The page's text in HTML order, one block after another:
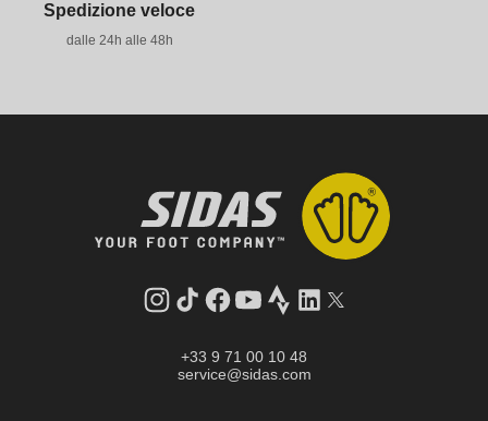
Spedizione veloce
dalle 24h alle 48h
Instagram
TikTokFacebook
YouTube
StravaLinkedInTwitter
+33 9 71 00 10 48
service@sidas.com